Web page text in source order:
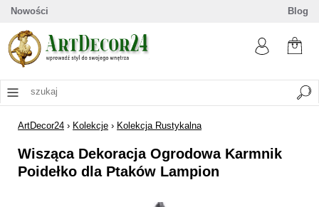
Nowości Blog
ArtDecor24 › Kolekcje › Kolekcja Rustykalna
Wisząca Dekoracja Ogrodowa Karmnik
Poidełko dla Ptaków Lampion